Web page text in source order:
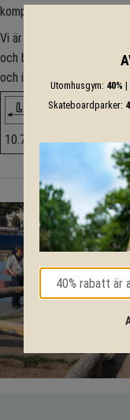
komposit som ger ett
Vi är flexibla och kan ta
och behov och vi
och installation.
10.7m
Utomhusgym: 40% |
Skateboardparker: